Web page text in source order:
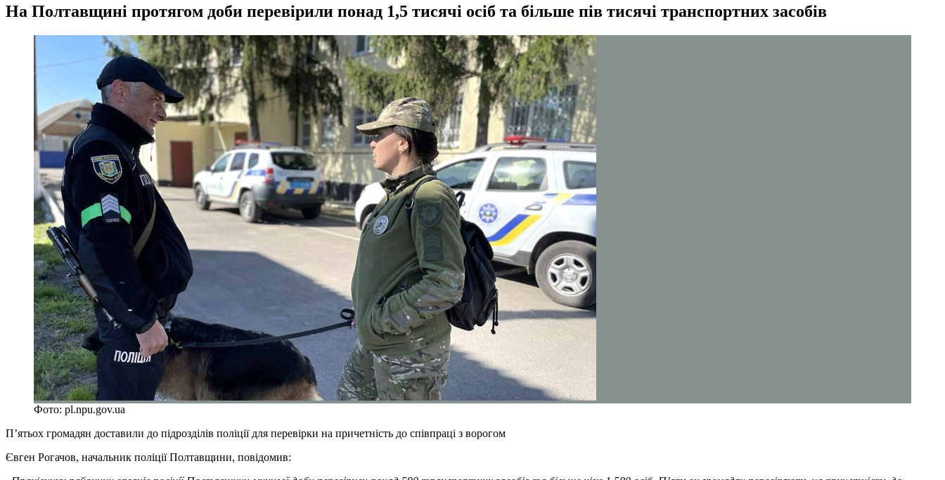
На Полтавщині протягом доби перевірили понад 1,5 тисячі осіб та більше пів тисячі транспортних засобів
Фото: pl.npu.gov.ua
П’ятьох громадян доставили до підрозділів поліції для перевірки на причетність до співпраці з ворогом
Євген Рогачов, начальник поліції Полтавщини, повідомив: